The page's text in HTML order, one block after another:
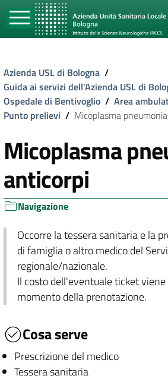
Azienda USL di Bologna /
Guida ai servizi dell'Azienda USL di
Ospedale di Bentivoglio / Area
Punto prelievi / Micoplasma
Micoplasma
anticorpi
Navigazione
Occorre la tessera sanitaria e la
di famiglia o altro medico del
regionale/nazionale.
Il costo dell'eventuale ticket
momento della prenotazione.
Cosa serve
Prescrizione del medico
Tessera sanitaria